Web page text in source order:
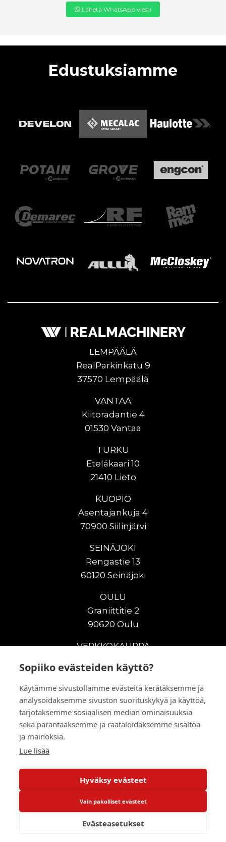
Sopiiko evästeiden käyttö?
Käytämme sivustollamme evästeitä kerätäksemme ja
analysoidaksemme sivuston suorituskykyä ja käyttöä,
tarjotaksemme sosiaalisen median ominaisuuksia
sekä parantaaksemme ja räätälöidäksemme sisältöä
ja mainoksia.
Lue lisää
Hyväksy evästeet
Vain pakolliset evästeet
Evästeasetukset
Lähetä WhatsApp viesti
Edustuksiamme
LEMPÄÄLÄ
RealParkinkatu 9
37570 Lempäälä
VANTAA
Kiitoradantie 4
01530 Vantaa
TURKU
Eteläkaari 10
21410 Lieto
KUOPIO
Asentajankuja 4
70900 Siilinjärvi
SEINÄJOKI
Rengastie 13
60120 Seinäjoki
OULU
Graniittitie 2
90620 Oulu
VERKKOKAUPPA
Uudet maanrakennuskoneet
Vuokrakoneet
Kampanjat
Vaihtokoneet
© 2026 RealMachinery Oy
Powered by